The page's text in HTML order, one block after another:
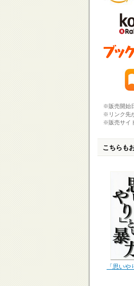
※販売開始
※リンク先
※販売サイ
こちらも
「思い